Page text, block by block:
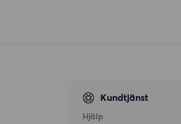
Kundtjänst
Hjälp